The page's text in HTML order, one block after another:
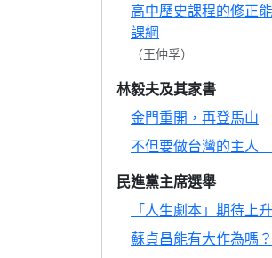
高中歷史課程的修正
課綱
（王仲孚）
林毅夫及其家書
金門重開，再登馬山
不但要做台灣的主人
民進黨主席選舉
「人生劇本」期待上
蘇貞昌能有大作為嗎？